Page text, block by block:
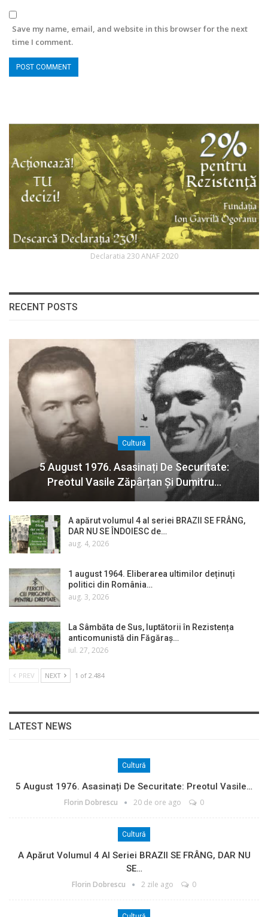
Save my name, email, and website in this browser for the next
time I comment.
Declaratia 230 ANAF 2020
RECENT POSTS
Cultură
5 August 1976. Asasinați De Securitate:
Preotul Vasile Zăpârțan Și Dumitru…
A apărut volumul 4 al seriei BRAZII SE FRÂNG,
DAR NU SE ÎNDOIESC de…
aug. 4, 2026
1 august 1964. Eliberarea ultimilor deținuți
politici din România…
aug. 3, 2026
La Sâmbăta de Sus, luptătorii în Rezistența
anticomunistă din Făgăraș…
iul. 27, 2026
PREV NEXT 1 of 2.484
LATEST NEWS
Cultură
5 August 1976. Asasinați De Securitate: Preotul Vasile…
Florin Dobrescu 20 de ore ago 0
Cultură
A Apărut Volumul 4 Al Seriei BRAZII SE FRÂNG, DAR NU
SE…
Florin Dobrescu 2 zile ago 0